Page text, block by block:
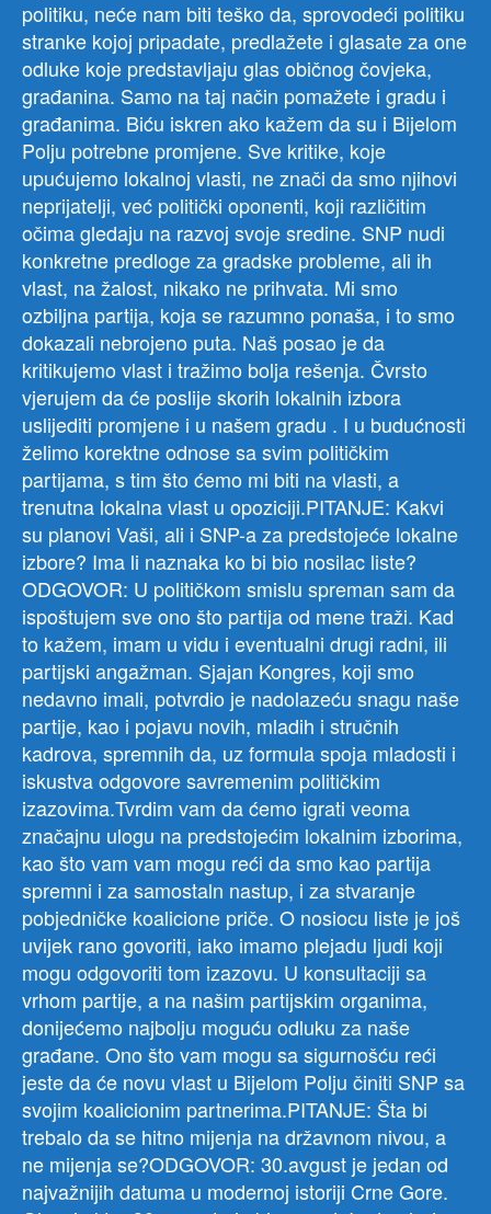
politiku, neće nam biti teško da, sprovodeći politiku
stranke kojoj pripadate, predlažete i glasate za one
odluke koje predstavljaju glas običnog čovjeka,
građanina. Samo na taj način pomažete i gradu i
građanima. Biću iskren ako kažem da su i Bijelom
Polju potrebne promjene. Sve kritike, koje
upućujemo lokalnoj vlasti, ne znači da smo njihovi
neprijatelji, već politički oponenti, koji različitim
očima gledaju na razvoj svoje sredine. SNP nudi
konkretne predloge za gradske probleme, ali ih
vlast, na žalost, nikako ne prihvata. Mi smo
ozbiljna partija, koja se razumno ponaša, i to smo
dokazali nebrojeno puta. Naš posao je da
kritikujemo vlast i tražimo bolja rešenja. Čvrsto
vjerujem da će poslije skorih lokalnih izbora
uslijediti promjene i u našem gradu . I u budućnosti
želimo korektne odnose sa svim političkim
partijama, s tim što ćemo mi biti na vlasti, a
trenutna lokalna vlast u opoziciji.PITANJE: Kakvi
su planovi Vaši, ali i SNP-a za predstojeće lokalne
izbore? Ima li naznaka ko bi bio nosilac liste?
ODGOVOR: U političkom smislu spreman sam da
ispoštujem sve ono što partija od mene traži. Kad
to kažem, imam u vidu i eventualni drugi radni, ili
partijski angažman. Sjajan Kongres, koji smo
nedavno imali, potvrdio je nadolazeću snagu naše
partije, kao i pojavu novih, mladih i stručnih
kadrova, spremnih da, uz formula spoja mladosti i
iskustva odgovore savremenim političkim
izazovima.Tvrdim vam da ćemo igrati veoma
značajnu ulogu na predstojećim lokalnim izborima,
kao što vam vam mogu reći da smo kao partija
spremni i za samostaln nastup, i za stvaranje
pobjedničke koalicione priče. O nosiocu liste je još
uvijek rano govoriti, iako imamo plejadu ljudi koji
mogu odgovoriti tom izazovu. U konsultaciji sa
vrhom partije, a na našim partijskim organima,
donijećemo najbolju moguću odluku za naše
građane. Ono što vam mogu sa sigurnošću reći
jeste da će novu vlast u Bijelom Polju činiti SNP sa
svojim koalicionim partnerima.PITANJE: Šta bi
trebalo da se hitno mijenja na državnom nivou, a
ne mijenja se?ODGOVOR: 30.avgust je jedan od
najvažnijih datuma u modernoj istoriji Crne Gore.